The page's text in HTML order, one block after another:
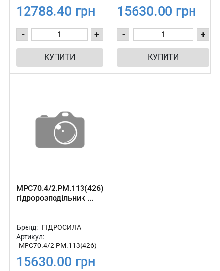
12788.40 грн
- +
КУПИТИ
15630.00 грн
- +
КУПИТИ
МРС70.4/2.РМ.113(426)
гідророзподільник ...
Бренд: ГІДРОСИЛА
Артикул:
МРС70.4/2.РМ.113(426)
15630.00 грн